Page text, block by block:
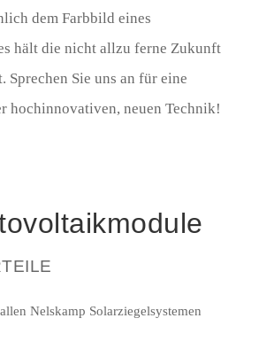
dem Farbbild eines
hält die nicht allzu ferne Zukunft
Sprechen Sie uns an für eine
hochinnovativen, neuen Technik!
Nelskamp Solarziegelsystemen